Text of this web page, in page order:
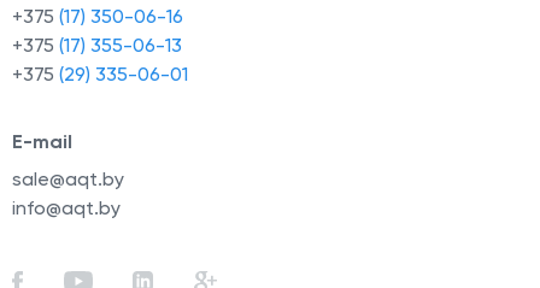
+375 (17) 350-06-16
+375 (17) 355-06-13
+375 (29) 335-06-01
E-mail
sale@aqt.by
info@aqt.by